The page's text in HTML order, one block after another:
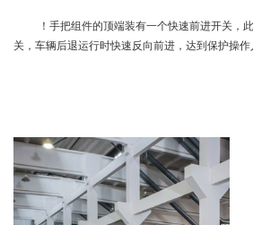
！手把组件的顶端装有一个快速前进开关，
关，车辆后退运行时快速反向前进，达到保护操作